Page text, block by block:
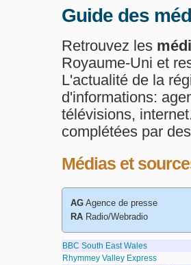
Guide des
Retrouvez les
Royaume-Uni et
L'actualité de la
d'informations:
télévisions,
complétées par
Médias et
AG Agence de presse
RA Radio/Webradio
BBC South East Wales
Rhymmey Valley Express